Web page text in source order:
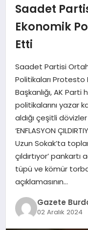
EKONOMI
TEKNOLOJI
SAĞLIK
EĞITIM
DÜNYA
SIYASET
Saadet
Ekonomik
Etti
Saadet Partisi
Politikaları
Başkanlığı, AK
politikalarını yazar
aldığı çeşitli
‘ENFLASYON
Uzun Sokak’ta
çıldırtıyor’
tüpü ve kömür
açıklamasının…
Gazete
02 Aralık 2024